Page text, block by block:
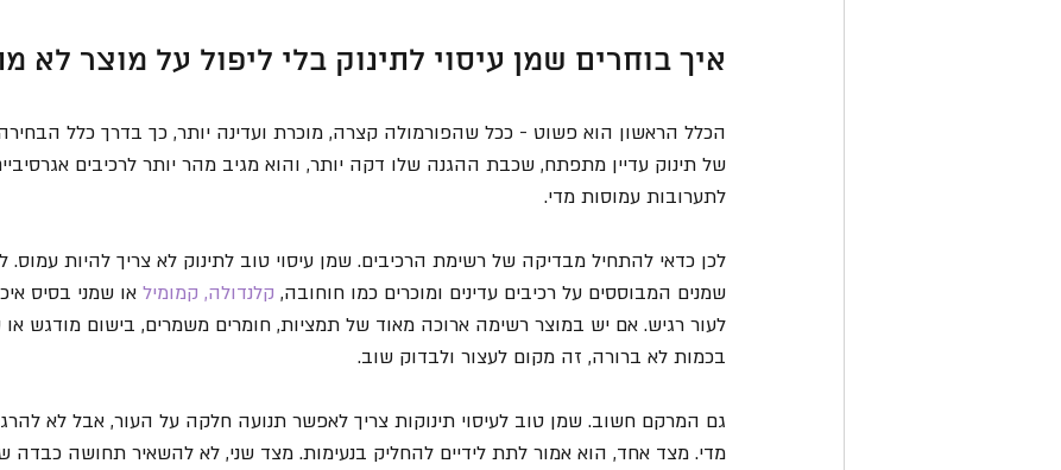
איך בוחרים שמן עיסוי לתינוק בלי ליפול על מוצר לא
הכלל הראשון הוא פשוט - ככל שהפורמולה קצרה, מוכרת ועדינה יותר, כך בדרך כלל
של תינוק עדיין מתפתח, שכבת ההגנה שלו דקה יותר, והוא מגיב מהר יותר לרכיבים
לתערובות עמוסות מדי.
לכן כדאי להתחיל מבדיקה של רשימת הרכיבים. שמן עיסוי טוב לתינוק לא צריך להיות
שמנים המבוססים על רכיבים עדינים ומוכרים כמו חוחובה, קלנדולה, קמומיל או שמני בסיס
לעור רגיש. אם יש במוצר רשימה ארוכה מאוד של תמציות, חומרים משמרים, בישום מודגש או
בכמות לא ברורה, זה מקום לעצור ולבדוק שוב.
גם המרקם חשוב. שמן טוב לעיסוי תינוקות צריך לאפשר תנועה חלקה על העור, אבל לא
מדי. מצד אחד, הוא אמור לתת לידיים להחליק בנעימות. מצד שני, לא להשאיר תחושה כבדה